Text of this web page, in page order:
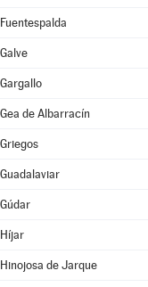
Fuentespalda
Galve
Gargallo
Gea de Albarracín
Griegos
Guadalaviar
Gúdar
Híjar
Hinojosa de Jarque